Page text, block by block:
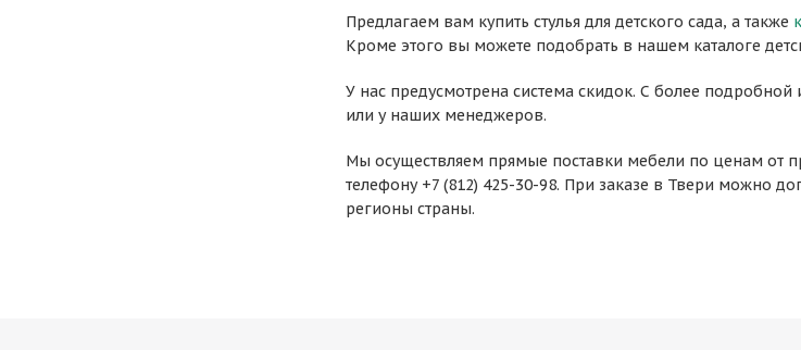
Предлагаем вам купить стулья для детского сада, а также
Кроме этого вы можете подобрать в нашем каталоге
У нас предусмотрена система скидок. С более
или у наших менеджеров.
Мы осуществляем прямые поставки мебели по ценам от
телефону +7 (812) 425-30-98. При заказе в Твери можно
регионы страны.